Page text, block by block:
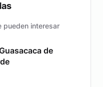
pueden interesar
de